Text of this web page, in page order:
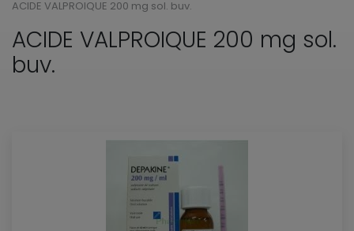
ACIDE VALPROIQUE 200 mg sol. buv.
ACIDE VALPROIQUE 200 mg sol.
buv.